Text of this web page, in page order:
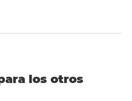
los otros